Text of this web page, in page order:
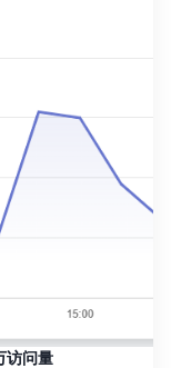
访问量